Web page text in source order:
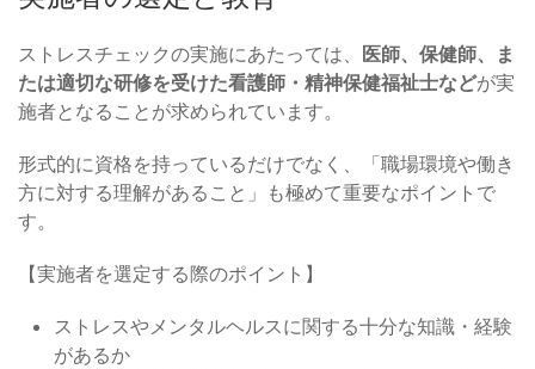
ストレスチェックの実施にあたっては、 医師、保健師、ま
たは適切な研修を受けた看護師・精神保健福祉士などが実
施者となることが求められています。
形式的に資格を持っているだけでなく、「職場環境や働き
方に対する理解があること」も極めて重要なポイントで
す。
【実施者を選定する際のポイント】
ストレスやメンタルヘルスに関する十分な知識・経験
があるか